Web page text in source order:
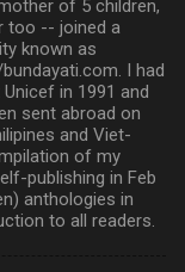
of 5 children,
too -- joined a
known as
I had
in 1991 and
sent abroad on
and Viet-
of my
publishing in Feb
anthologies in
to all readers.